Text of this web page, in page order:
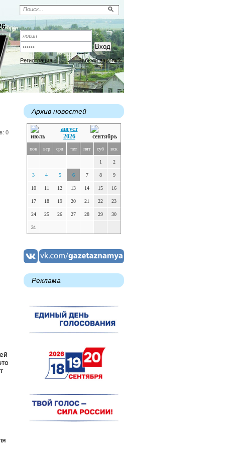
Регистрация Забыли пароль?
0
Архив новостей
август
2026
пон втр срд чет пят суб вск
1 2
3 4 5 6 7 8 9
10 11 12 13 14 15 16
17 18 19 20 21 22 23
24 25 26 27 28 29 30
31
Реклама